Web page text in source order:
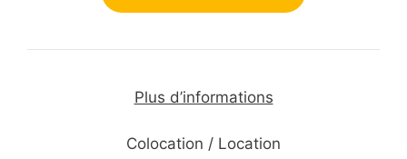
Plus d’informations
Colocation / Location